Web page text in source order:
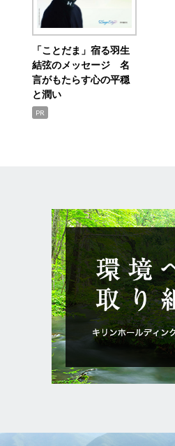
「ことだま」宿る羽生
結弦のメッセージ 名
言がもたらす心の平穏
と潤い
PR